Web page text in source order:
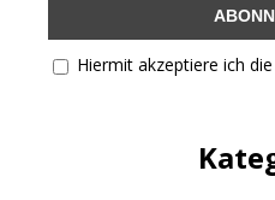
Hiermit akzeptiere ich